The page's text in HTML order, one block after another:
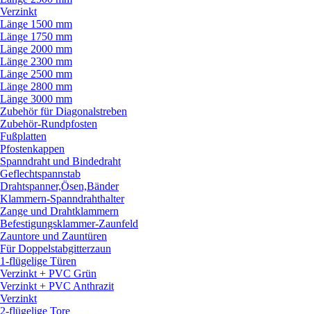
Verzinkt
Länge 1500 mm
Länge 1750 mm
Länge 2000 mm
Länge 2300 mm
Länge 2500 mm
Länge 2800 mm
Länge 3000 mm
Zubehör für Diagonalstreben
Zubehör-Rundpfosten
Fußplatten
Pfostenkappen
Spanndraht und Bindedraht
Geflechtspannstab
Drahtspanner,Ösen,Bänder
Klammern-Spanndrahthalter
Zange und Drahtklammern
Befestigungsklammer-Zaunfeld
Zauntore und Zauntüren
Für Doppelstabgitterzaun
1-flügelige Türen
Verzinkt + PVC Grün
Verzinkt + PVC Anthrazit
Verzinkt
2-flügelige Tore